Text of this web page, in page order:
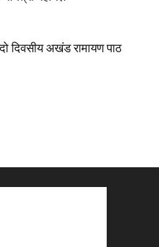
दिवसीय अखंड रामायण पाठ